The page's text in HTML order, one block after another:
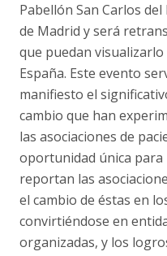
Pabellón San Carlos
de Madrid y será
que puedan
España. Este evento
manifiesto el
cambio que han
las asociaciones de
oportunidad única
reportan las
el cambio de éstas en
convirtiéndose en
organizadas, y los